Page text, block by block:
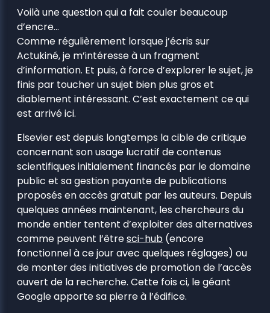
Voilà une question qui a fait couler beaucoup
d’encre…
Comme régulièrement lorsque j’écris sur
Actukiné, je m’intéresse à un fragment
d’information. Et puis, à force d’explorer le sujet, je
finis par toucher un sujet bien plus gros et
diablement intéressant. C’est exactement ce qui
est arrivé ici.
Elsevier est depuis longtemps la cible de critique
concernant son usage lucratif de contenus
scientifiques initialement financés par le domaine
public et sa gestion payante de publications
proposés en accès gratuit par les auteurs. Depuis
quelques années maintenant, les chercheurs du
monde entier tentent d’exploiter des alternatives
comme peuvent l’êtresci-hub (encore
fonctionnel à ce jour avec quelques réglages) ou
de monter des initiatives de promotion de l’accès
ouvert de la recherche. Cette fois ci, le géant
Google apporte sa pierre à l’édifice.